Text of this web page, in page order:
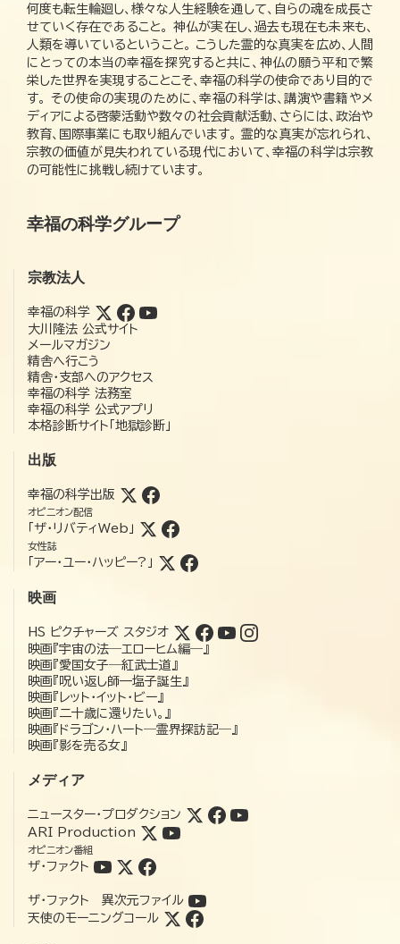
何度も転生輪廻し、様々な人生経験を通して、自らの魂を成長さ
せていく存在であること。 神仏が実在し、過去も現在も未来も、
人類を導いているということ。 こうした霊的な真実を広め、人間
にとっての本当の幸福を探究すると共に、神仏の願う平和で繁
栄した世界を実現することこそ、幸福の科学の使命であり目的で
す。 その使命の実現のために、幸福の科学は、講演や書籍やメ
ディアによる啓蒙活動や数々の社会貢献活動、さらには、政治や
教育、国際事業にも取り組んでいます。 霊的な真実が忘れられ、
宗教の価値が見失われている現代において、幸福の科学は宗教
の可能性に挑戦し続けています。
幸福の科学グループ
宗教法人
幸福の科学
大川隆法 公式サイト
メールマガジン
精舎へ行こう
精舎・支部へのアクセス
幸福の科学 法務室
幸福の科学 公式アプリ
本格診断サイト「地獄診断」
出版
幸福の科学出版
オピニオン配信
「ザ・リバティWeb」
女性誌
「アー・ユー・ハッピー?」
映画
HS ピクチャーズ スタジオ
映画『宇宙の法―エローヒム編―』
映画『愛国女子―紅武士道』
映画『呪い返し師—塩子誕生』
映画『レット・イット・ビー』
映画『二十歳に還りたい。』
映画『ドラゴン・ハート―霊界探訪記―』
映画『影を売る女』
メディア
ニュースター・プロダクション
ARI Production
オピニオン番組
ザ・ファクト
ザ・ファクト 異次元ファイル
天使のモーニングコール